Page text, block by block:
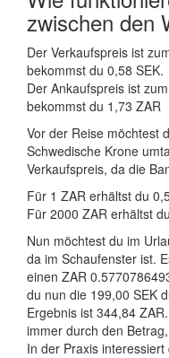
zwischen den
Der Verkaufspreis ist
bekommst du 0,58 SEK.
Der Ankaufspreis ist
bekommst du 1,73 ZAR
Vor der Reise möchtest
Schwedische Krone
Verkaufspreis, da die
Für 1 ZAR erhältst du
Für 2000 ZAR erhältst
Nun möchtest du im
da im Schaufenster ist.
einen ZAR
du nun die 199,00 SEK
Ergebnis ist 344,84
immer durch den
In der Praxis